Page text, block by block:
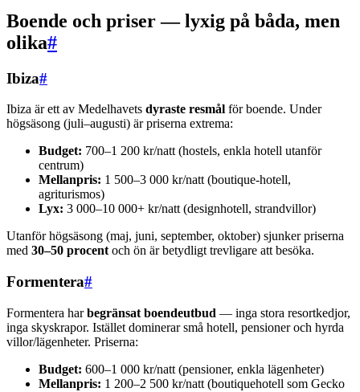
Boende och priser — lyxig på båda, men
olika#
Ibiza#
Ibiza är ett av Medelhavets dyraste resmål för boende. Under
högsäsong (juli–augusti) är priserna extrema:
Budget: 700–1 200 kr/natt (hostels, enkla hotell utanför
centrum)
Mellanpris: 1 500–3 000 kr/natt (boutique-hotell,
agriturismos)
Lyx: 3 000–10 000+ kr/natt (designhotell, strandvillor)
Utanför högsäsong (maj, juni, september, oktober) sjunker priserna
med 30–50 procent och ön är betydligt trevligare att besöka.
Formentera#
Formentera harbegränsat boendeutbud — inga stora resortkedjor,
inga skyskrapor. Istället dominerar små hotell, pensioner och hyrda
villor/lägenheter. Priserna:
Budget: 600–1 000 kr/natt (pensioner, enkla lägenheter)
Mellanpris: 1 200–2 500 kr/natt (boutiquehotell som Gecko